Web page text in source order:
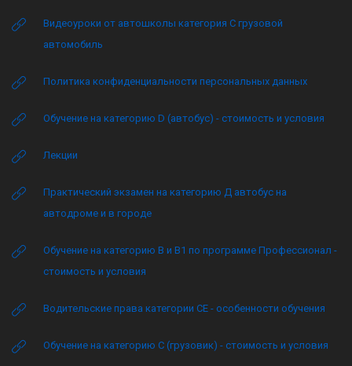
Видеоуроки от автошколы категория C грузовой
автомобиль
Политика конфиденциальности персональных данных
Обучение на категорию D (автобус) - стоимость и условия
Лекции
Практический экзамен на категорию Д автобус на
автодроме и в городе
Обучение на категорию B и B1 по программе Профессионал -
стоимость и условия
Водительские права категории CE - особенности обучения
Обучение на категорию C (грузовик) - стоимость и условия